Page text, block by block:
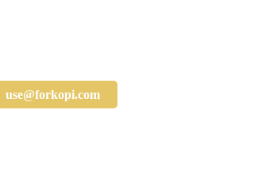
use@forkopi.com